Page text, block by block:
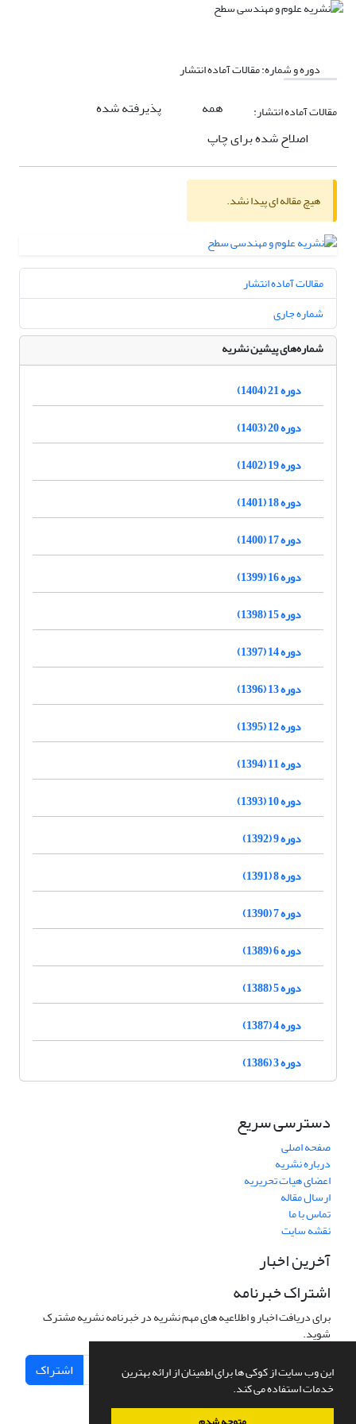
این وب سایت از کوکی ها برای اطمینان از ارائه بهترین
خدمات استفاده می کند.
دوره و شماره:مقالات آماده انتشار
مقالات آماده انتشار:
همه
پذیرفته شده
اصلاح شده برای چاپ
هیچ مقاله ای پیدا نشد.
مقالات آماده انتشار
شماره جاری
شماره‌های پیشین نشریه
دوره 21 (1404)
دوره 20 (1403)
دوره 19 (1402)
دوره 18 (1401)
دوره 17 (1400)
دوره 16 (1399)
دوره 15 (1398)
دوره 14 (1397)
دوره 13 (1396)
دوره 12 (1395)
دوره 11 (1394)
دوره 10 (1393)
دوره 9 (1392)
دوره 8 (1391)
دوره 7 (1390)
دوره 6 (1389)
دوره 5 (1388)
دوره 4 (1387)
دوره 3 (1386)
دسترسی سریع
صفحه اصلی
درباره نشریه
اعضای هیات تحریریه
ارسال مقاله
تماس با ما
نقشه سایت
آخرین اخبار
اشتراک خبرنامه
برای دریافت اخبار و اطلاعیه های مهم نشریه در خبرنامه نشریه مشترک
شوید.
اشتراک